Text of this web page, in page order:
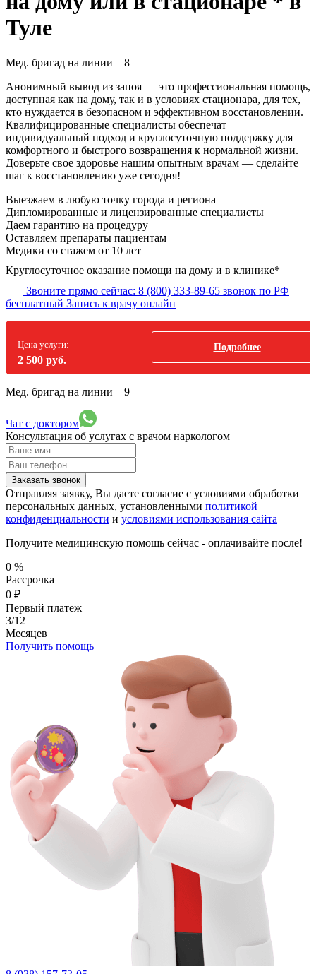
Туле
Мед. бригад на линии – 8
Анонимный вывод из запоя — это профессиональная помощь,
доступная как на дому, так и в условиях стационара, для тех,
кто нуждается в безопасном и эффективном восстановлении.
Квалифицированные специалисты обеспечат
индивидуальный подход и круглосуточную поддержку для
комфортного и быстрого возвращения к нормальной жизни.
Доверьте свое здоровье нашим опытным врачам — сделайте
шаг к восстановлению уже сегодня!
Выезжаем в любую точку города и региона
Дипломированные и лицензированные специалисты
Даем гарантию на процедуру
Оставляем препараты пациентам
Медики со стажем от 10 лет
Круглосуточное оказание помощи на дому и в клинике*
Звоните прямо сейчас: 8 (800) 333-89-65 звонок по РФ
бесплатный Запись к врачу онлайн
Цена услуги:
2 500 руб.
Подробнее
Мед. бригад на линии – 9
Чат с доктором
Консультация об услугах с врачом наркологом
Заказать звонок
Отправляя заявку, Вы даете согласие с условиями обработки
персональных данных, установленными политикой
конфиденциальности и условиями использования сайта
Получите медицинскую помощь сейчас - оплачивайте после!
0 %
Рассрочка
0 ₽
Первый платеж
3/12
Месяцев
Получить помощь